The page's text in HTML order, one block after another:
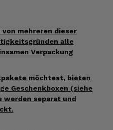
von mehreren dieser
alle
Verpackung
möchtest, bieten
Geschenkboxen (siehe
werden separat und